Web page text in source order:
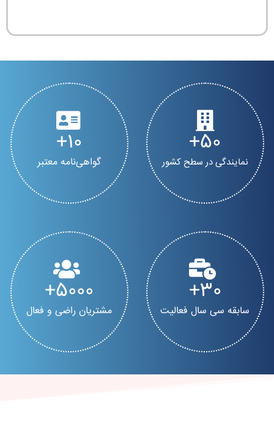
50
نمایندگی در سطح کشور
10
گواهی‌نامه معتبر
30
سابقه سی سال فعالیت
5000
مشتریان راضی و فعال